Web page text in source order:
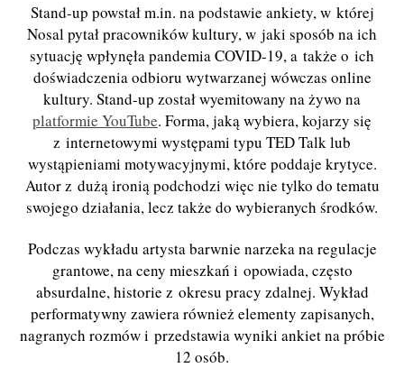
Stand-up powstał m.in. na podstawie ankiety, w której
Nosal pytał pracowników kultury, w jaki sposób na ich
sytuację wpłynęła pandemia COVID-19, a także o ich
doświadczenia odbioru wytwarzanej wówczas online
kultury. Stand-up został wyemitowany na żywo na
platformie YouTube. Forma, jaką wybiera, kojarzy się
z internetowymi występami typu TED Talk lub
wystąpieniami motywacyjnymi, które poddaje krytyce.
Autor z dużą ironią podchodzi więc nie tylko do tematu
swojego działania, lecz także do wybieranych środków.
Podczas wykładu artysta barwnie narzeka na regulacje
grantowe, na ceny mieszkań i opowiada, często
absurdalne, historie z okresu pracy zdalnej. Wykład
performatywny zawiera również elementy zapisanych,
nagranych rozmów i przedstawia wyniki ankiet na próbie
12 osób.